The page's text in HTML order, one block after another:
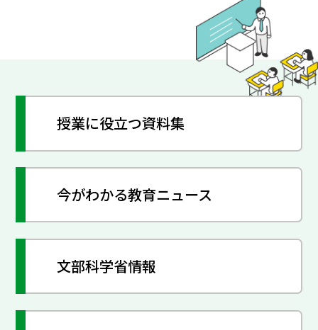
授業に役立つ資料集
今がわかる教育ニュース
文部科学省情報